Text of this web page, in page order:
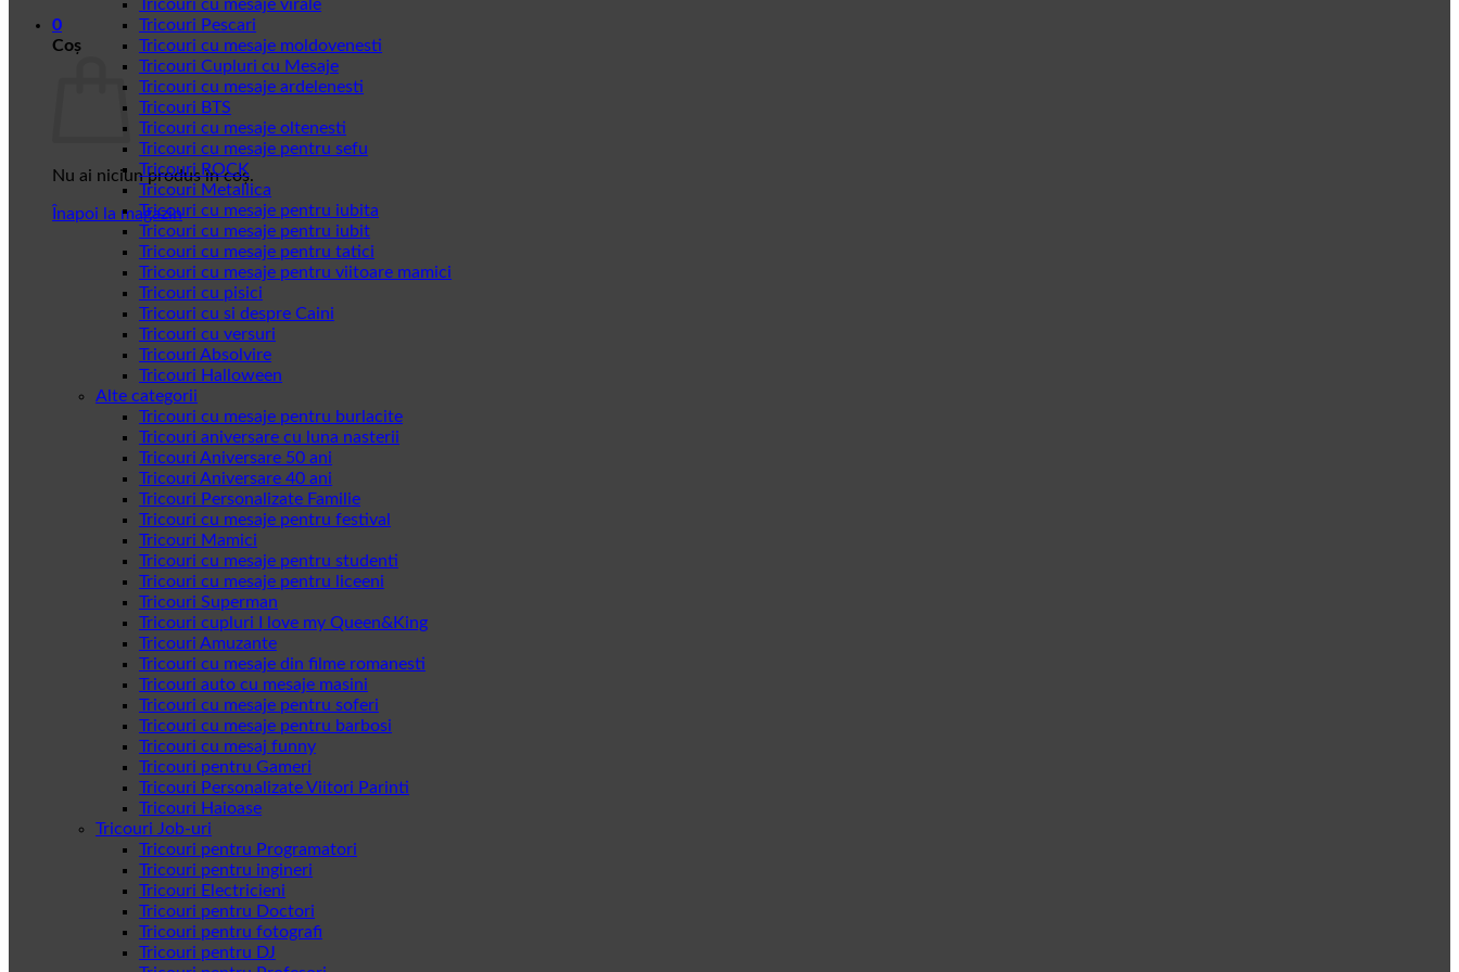
0
Coș
Nu ai niciun produs în coș.
Înapoi la magazin
Tricouri cu mesaje virale
Tricouri Pescari
Tricouri cu mesaje moldovenesti
Tricouri Cupluri cu Mesaje
Tricouri cu mesaje ardelenesti
Tricouri BTS
Tricouri cu mesaje oltenesti
Tricouri cu mesaje pentru sefu
Tricouri ROCK
Tricouri Metallica
Tricouri cu mesaje pentru iubita
Tricouri cu mesaje pentru iubit
Tricouri cu mesaje pentru tatici
Tricouri cu mesaje pentru viitoare mamici
Tricouri cu pisici
Tricouri cu si despre Caini
Tricouri cu versuri
Tricouri Absolvire
Tricouri Halloween
Alte categorii
Tricouri cu mesaje pentru burlacite
Tricouri aniversare cu luna nasterii
Tricouri Aniversare 50 ani
Tricouri Aniversare 40 ani
Tricouri Personalizate Familie
Tricouri cu mesaje pentru festival
Tricouri Mamici
Tricouri cu mesaje pentru studenti
Tricouri cu mesaje pentru liceeni
Tricouri Superman
Tricouri cupluri I love my Queen&King
Tricouri Amuzante
Tricouri cu mesaje din filme romanesti
Tricouri auto cu mesaje masini
Tricouri cu mesaje pentru soferi
Tricouri cu mesaje pentru barbosi
Tricouri cu mesaj funny
Tricouri pentru Gameri
Tricouri Personalizate Viitori Parinti
Tricouri Haioase
Tricouri Job-uri
Tricouri pentru Programatori
Tricouri pentru ingineri
Tricouri Electricieni
Tricouri pentru Doctori
Tricouri pentru fotografi
Tricouri pentru DJ